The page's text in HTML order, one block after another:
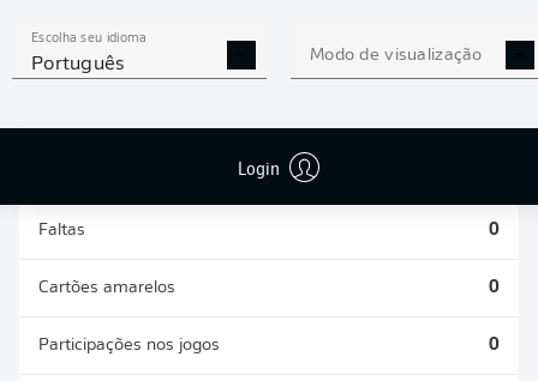
Escolha seu idioma
Português Modo de visualização
Login
Faltas 0
Cartões amarelos 0
Participações nos jogos 0